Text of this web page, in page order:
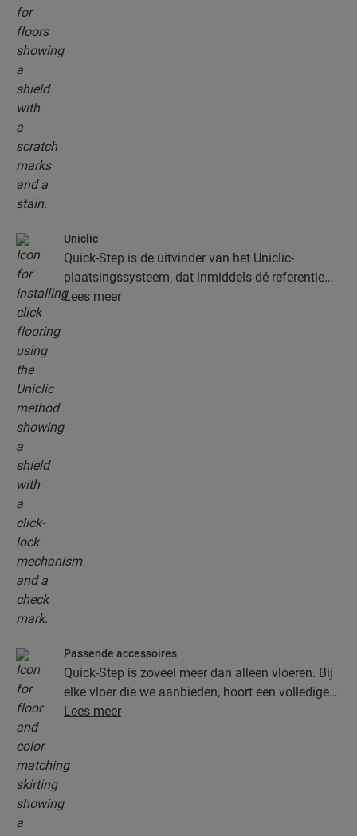
Uniclic
Quick-Step is de uitvinder van het Uniclic-
plaatsingssysteem, dat inmiddels dé referentie
onder de kliksystemen is. Gebruik het
Lees meer
Passende accessoires
Quick-Step is zoveel meer dan alleen vloeren. Bij
elke vloer die we aanbieden, hoort een volledige
collectie accessoires, inclusief ondervloeren,
Lees meer